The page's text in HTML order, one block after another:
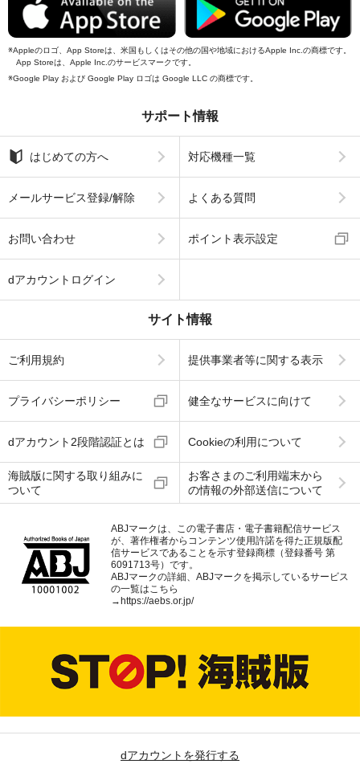
Appleのロゴ、App Storeは、米国もしくはその他の国や地域におけるApple Inc.の商標です。
App Storeは、Apple Inc.のサービスマークです。
Google Play および Google Play ロゴは Google LLC の商標です。
サポート情報
はじめての方へ 対応機種一覧
メールサービス登録/解除 よくある質問
お問い合わせ ポイント表示設定
dアカウントログイン
サイト情報
ご利用規約 提供事業者等に関する表示
プライバシーポリシー 健全なサービスに向けて
dアカウント2段階認証とは Cookieの利用について
海賊版に関する取り組みに
ついて
お客さまのご利用端末から
の情報の外部送信について
ABJマークは、この電子書店・電子書籍配信サービス
が、著作権者からコンテンツ使用許諾を得た正規版配
信サービスであることを示す登録商標（登録番号 第
6091713号）です。
ABJマークの詳細、ABJマークを掲示しているサービス
の一覧はこちら
→ https://aebs.or.jp/
dアカウントを発行する